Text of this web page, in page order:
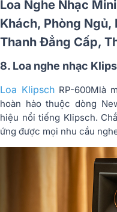
Loa Nghe Nhạc
Khách, Phòng Ngủ,
Thanh Đẳng Cấp,
8. Loa nghe nhạc
Loa KlipschRP-600Mlà
hoàn hảo thuộc dòng
hiệu nổi tiếng Klipsch.
ứng được mọi nhu cầu